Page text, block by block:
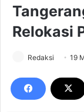
Relokasi
Redaksi 19